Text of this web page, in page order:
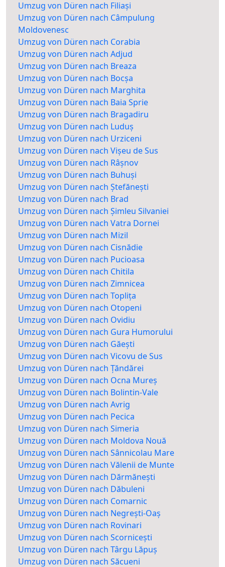
Umzug von Düren nach Filiași
Umzug von Düren nach Câmpulung
Moldovenesc
Umzug von Düren nach Corabia
Umzug von Düren nach Adjud
Umzug von Düren nach Breaza
Umzug von Düren nach Bocșa
Umzug von Düren nach Marghita
Umzug von Düren nach Baia Sprie
Umzug von Düren nach Bragadiru
Umzug von Düren nach Luduș
Umzug von Düren nach Urziceni
Umzug von Düren nach Vișeu de Sus
Umzug von Düren nach Râșnov
Umzug von Düren nach Buhuși
Umzug von Düren nach Ștefănești
Umzug von Düren nach Brad
Umzug von Düren nach Șimleu Silvaniei
Umzug von Düren nach Vatra Dornei
Umzug von Düren nach Mizil
Umzug von Düren nach Cisnădie
Umzug von Düren nach Pucioasa
Umzug von Düren nach Chitila
Umzug von Düren nach Zimnicea
Umzug von Düren nach Toplița
Umzug von Düren nach Otopeni
Umzug von Düren nach Ovidiu
Umzug von Düren nach Gura Humorului
Umzug von Düren nach Găești
Umzug von Düren nach Vicovu de Sus
Umzug von Düren nach Țăndărei
Umzug von Düren nach Ocna Mureș
Umzug von Düren nach Bolintin-Vale
Umzug von Düren nach Avrig
Umzug von Düren nach Pecica
Umzug von Düren nach Simeria
Umzug von Düren nach Moldova Nouă
Umzug von Düren nach Sânnicolau Mare
Umzug von Düren nach Vălenii de Munte
Umzug von Düren nach Dărmănești
Umzug von Düren nach Dăbuleni
Umzug von Düren nach Comarnic
Umzug von Düren nach Negrești-Oaș
Umzug von Düren nach Rovinari
Umzug von Düren nach Scornicești
Umzug von Düren nach Târgu Lăpuș
Umzug von Düren nach Săcueni